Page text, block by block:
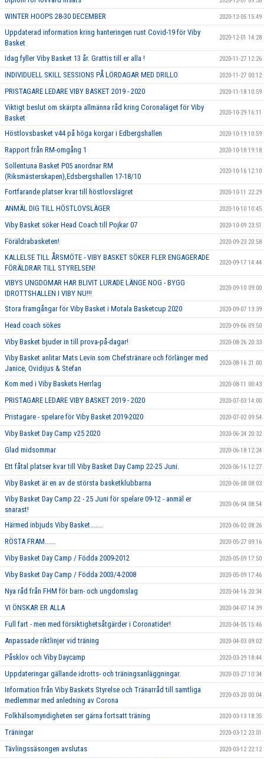
WINTER HOOPS 28-30 DECEMBER 2020-12-05 15:49
Uppdaterad information kring hanteringen runt Covid-19 för Viby
Basket
2020-12-01 14:28
Idag fyller Viby Basket 13 år. Grattis till er alla ! 2020-11-27 12:26
INDIVIDUELL SKILL SESSIONS PÅ LÖRDAGAR MED DRILLO 2020-11-27 00:12
PRISTAGARE LEDARE VIBY BASKET 2019 - 2020 2020-11-18 10:59
Viktigt beslut om skärpta allmänna råd kring Coronaläget för Viby
Basket
2020-10-29 16:11
Höstlovsbasket v44 på höga korgar i Edbergshallen 2020-10-19 10:59
Rapport från RM-omgång 1 2020-10-18 19:18
Sollentuna Basket P05 anordnar RM
(Riksmästerskapen),Edsbergshallen 17-18/10
2020-10-16 12:10
Fortfarande platser kvar till höstlovslägret 2020-10-11 22:29
ANMÄL DIG TILL HÖSTLOVSLÄGER 2020-10-10 10:45
Viby Basket söker Head Coach till Pojkar 07 2020-10-09 23:51
Föräldrabasketen! 2020-09-23 20:58
KALLELSE TILL ÅRSMÖTE - VIBY BASKET SÖKER FLER ENGAGERADE
FÖRÄLDRAR TILL STYRELSEN!
2020-09-17 14:44
VIBYS UNGDOMAR HAR BLIVIT LURADE LÄNGE NOG - BYGG
IDROTTSHALLEN I VIBY NU!!!
2020-09-10 09:00
Stora framgångar för Viby Basket i Motala Basketcup 2020 2020-09-07 13:39
Head coach sökes 2020-09-06 09:50
Viby Basket bjuder in till prova-på-dagar! 2020-08-26 20:33
Viby Basket anlitar Mats Levin som Chefstränare och förlänger med
Janice, Ovidijus & Stefan
2020-08-16 21:00
Kom med i Viby Baskets Herrlag 2020-08-11 00:43
PRISTAGARE LEDARE VIBY BASKET 2019 - 2020 2020-07-03 14:00
Pristagare - spelare för Viby Basket 2019-2020 2020-07-02 09:54
Viby Basket Day Camp v25 2020 2020-06-24 20:32
Glad midsommar 2020-06-18 12:24
Ett fåtal platser kvar till Viby Basket Day Camp 22-25 Juni. 2020-06-16 12:27
Viby Basket är en av de största basketklubbarna 2020-06-08 08:03
Viby Basket Day Camp 22 - 25 Juni för spelare 09-12 - anmäl er
snarast!
2020-06-04 08:54
Härmed inbjuds Viby Basket....... 2020-06-02 08:26
RÖSTA FRAM...... 2020-05-27 09:16
Viby Basket Day Camp / Födda 2009-2012 2020-05-09 17:50
Viby Basket Day Camp / Födda 2003/4-2008 2020-05-09 17:46
Nya råd från FHM för barn- och ungdomslag 2020-04-16 20:34
VI ÖNSKAR ER ALLA 2020-04-07 14:39
Full fart - men med försiktighetsåtgärder i Coronatider! 2020-04-05 15:46
Anpassade riktlinjer vid träning 2020-04-03 09:02
Påsklov och Viby Daycamp 2020-03-29 18:44
Uppdateringar gällande idrotts- och träningsanläggningar. 2020-03-27 10:34
Information från Viby Baskets Styrelse och Tränarråd till samtliga
medlemmar med anledning av Corona
2020-03-20 00:04
Folkhälsomyndigheten ser gärna fortsatt träning 2020-03-13 18:35
Träningar 2020-03-12 23:01
Tävlingssäsongen avslutas 2020-03-12 22:12